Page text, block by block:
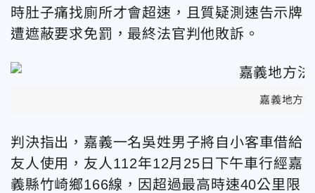
時肚子痛找廁所才會超速，且質疑測速告示牌
遭遮蔽要求免罰，最終法官判他敗訴。
嘉義地方
判決指出，嘉義一名吳姓男子將自小客車借給
友人使用，友人112年12月25日下午車行經嘉
義縣竹崎鄉166線，因超過最高時速40公里限